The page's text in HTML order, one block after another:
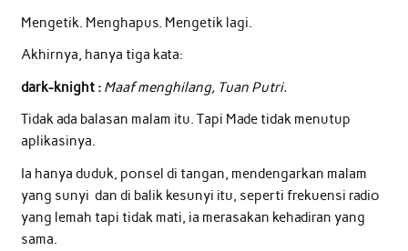
Mengetik. Menghapus. Mengetik lagi.
Akhirnya, hanya tiga kata:
dark-knight : Maaf menghilang, Tuan Putri.
Tidak ada balasan malam itu. Tapi Made tidak menutup
aplikasinya.
Ia hanya duduk, ponsel di tangan, mendengarkan malam
yang sunyi dan di balik kesunyi itu, seperti frekuensi radio
yang lemah tapi tidak mati, ia merasakan kehadiran yang
sama.